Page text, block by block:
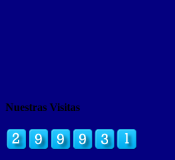
Nuestras Visitas